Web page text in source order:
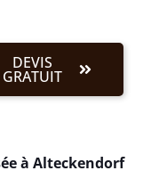
DEVIS
GRATUIT
à Alteckendorf